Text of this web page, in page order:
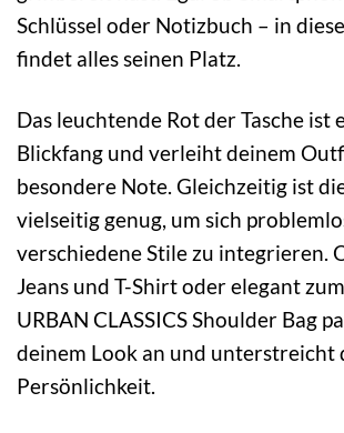
Schlüssel oder Notizbuch – in
findet alles seinen Platz.
Das leuchtende Rot der Tasche ist
Blickfang und verleiht deinem
besondere Note. Gleichzeitig ist
vielseitig genug, um sich
verschiedene Stile zu integrieren.
Jeans und T-Shirt oder elegant
URBAN CLASSICS Shoulder Bag
deinem Look an und unterstreicht
Persönlichkeit.